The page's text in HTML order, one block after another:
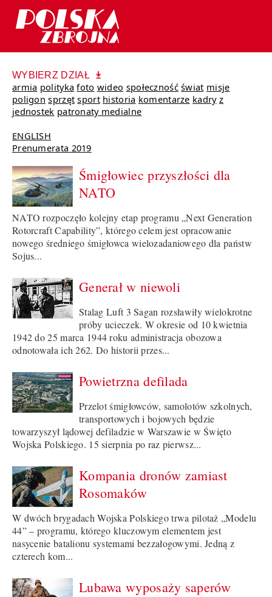
WYBIERZ DZIAŁ
armia polityka foto wideo społeczność świat misje
poligon sprzęt sport historia komentarze kadry z
jednostek patronaty medialne
ENGLISH
Prenumerata 2019
Śmigłowiec przyszłości dla
NATO
NATO rozpoczęło kolejny etap programu „Next Generation
Rotorcraft Capability”, którego celem jest opracowanie
nowego średniego śmigłowca wielozadaniowego dla państw
Sojus...
Generał w niewoli
Stalag Luft 3 Sagan rozsławiły wielokrotne
próby ucieczek. W okresie od 10 kwietnia
1942 do 25 marca 1944 roku administracja obozowa
odnotowała ich 262. Do historii przes...
Powietrzna defilada
Przelot śmigłowców, samolotów szkolnych,
transportowych i bojowych będzie
towarzyszył lądowej defiladzie w Warszawie w Święto
Wojska Polskiego. 15 sierpnia po raz pierwsz...
Kompania dronów zamiast
Rosomaków
W dwóch brygadach Wojska Polskiego trwa pilotaż „Modelu
44” – programu, którego kluczowym elementem jest
nasycenie batalionu systemami bezzałogowymi. Jedną z
czterech kom...
Lubawa wyposaży saperów